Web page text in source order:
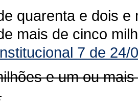
quarenta e dois
mais de cinco
7 de 24/
e um ou